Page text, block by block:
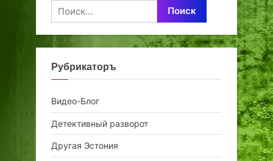
Найти:
Рубрикаторъ
Видео-Блог
Детективный разворот
Другая Эстония